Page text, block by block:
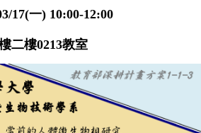
17(一) 10:00-12:00
二樓0213教室